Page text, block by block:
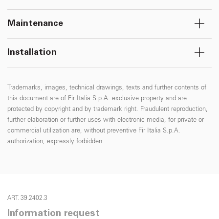
Maintenance
Installation
Trademarks, images, technical drawings, texts and further contents of
this document are of Fir Italia S.p.A. exclusive property and are
protected by copyright and by trademark right. Fraudulent reproduction,
further elaboration or further uses with electronic media, for private or
commercial utilization are, without preventive Fir Italia S.p.A.
authorization, expressly forbidden.
ART. 39.2402.3
Information request